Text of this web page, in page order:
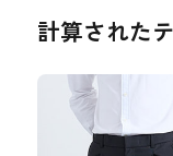
計算された